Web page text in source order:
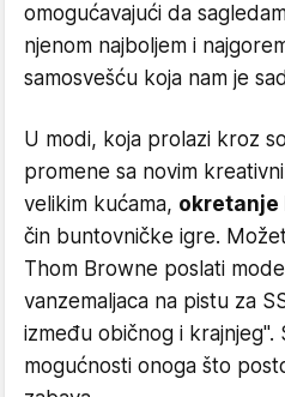
omogućavajući da
njenom najboljem i
samosvešću koja nam je
U modi, koja prolazi kroz
promene sa novim
velikim kućama, okretanje
čin buntovničke igre.
Thom Browne poslati
vanzemaljaca na pistu za
između običnog i krajnjeg".
mogućnosti onoga što